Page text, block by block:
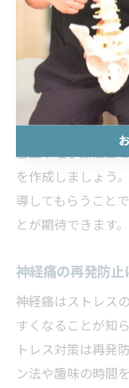
負担を減らしなが
ビリを取り入れた
た」「歩行距離が
ます。
リハビリの進め方
当医や理学療法士
を作成しましょう
導してもらうこと
とが期待できます。
神経痛の再発防
神経痛はストレス
すくなることが知
トレス対策は再発
ン法や趣味の時間